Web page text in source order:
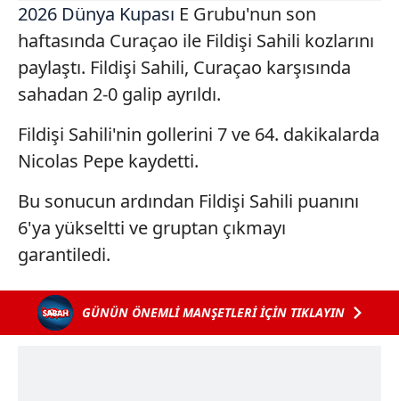
2026 Dünya Kupası E Grubu'nun son
haftasında Curaçao ile Fildişi Sahili kozlarını
paylaştı. Fildişi Sahili, Curaçao karşısında
sahadan 2-0 galip ayrıldı.
Fildişi Sahili'nin gollerini 7 ve 64. dakikalarda
Nicolas Pepe kaydetti.
Bu sonucun ardından Fildişi Sahili puanını
6'ya yükseltti ve gruptan çıkmayı
garantiledi.
GÜNÜN ÖNEMLİ MANŞETLERİ İÇİN TIKLAYIN